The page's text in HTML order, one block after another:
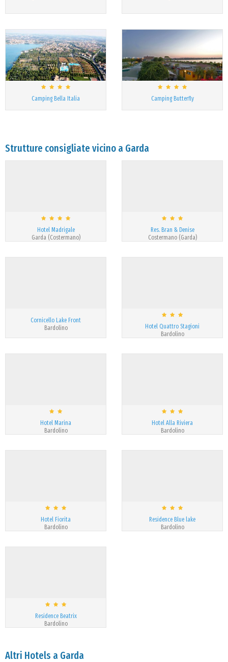
Camping Bella Italia Camping Butterfly
Strutture consigliate vicino a Garda
Hotel Madrigale
Garda (Costermano)
Res. Bran & Denise
Costermano (Garda)
Cornicello Lake Front
Bardolino
Hotel Quattro Stagioni
Bardolino
Hotel Marina
Bardolino
Hotel Alla Riviera
Bardolino
Hotel Fiorita
Bardolino
Residence Blue lake
Bardolino
Residence Beatrix
Bardolino
Altri Hotels a Garda